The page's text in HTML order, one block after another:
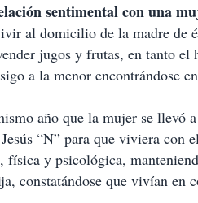
sentimental con una
al domicilio de la madre de
jugos y frutas, en tanto
a la menor encontrándose
año que la mujer se llevó
“N” para que viviera con
física y psicológica,
constatándose que vivían en